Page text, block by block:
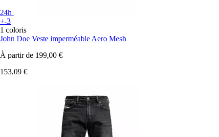
24h
+-3
1 coloris
John Doe Veste imperméable Aero Mesh
À partir de 199,00 €
153,09 €